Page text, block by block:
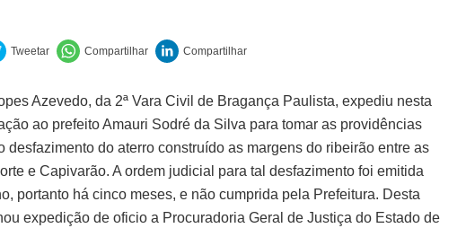
Azevedo, da 2ª Vara Civil de Bragança Paulista, expediu nesta
ao prefeito Amauri Sodré da Silva para tomar as providências
desfazimento do aterro construído as margens do ribeirão entre as
e Capivarão. A ordem judicial para tal desfazimento foi emitida
portanto há cinco meses, e não cumprida pela Prefeitura. Desta
expedição de oficio a Procuradoria Geral de Justiça do Estado de